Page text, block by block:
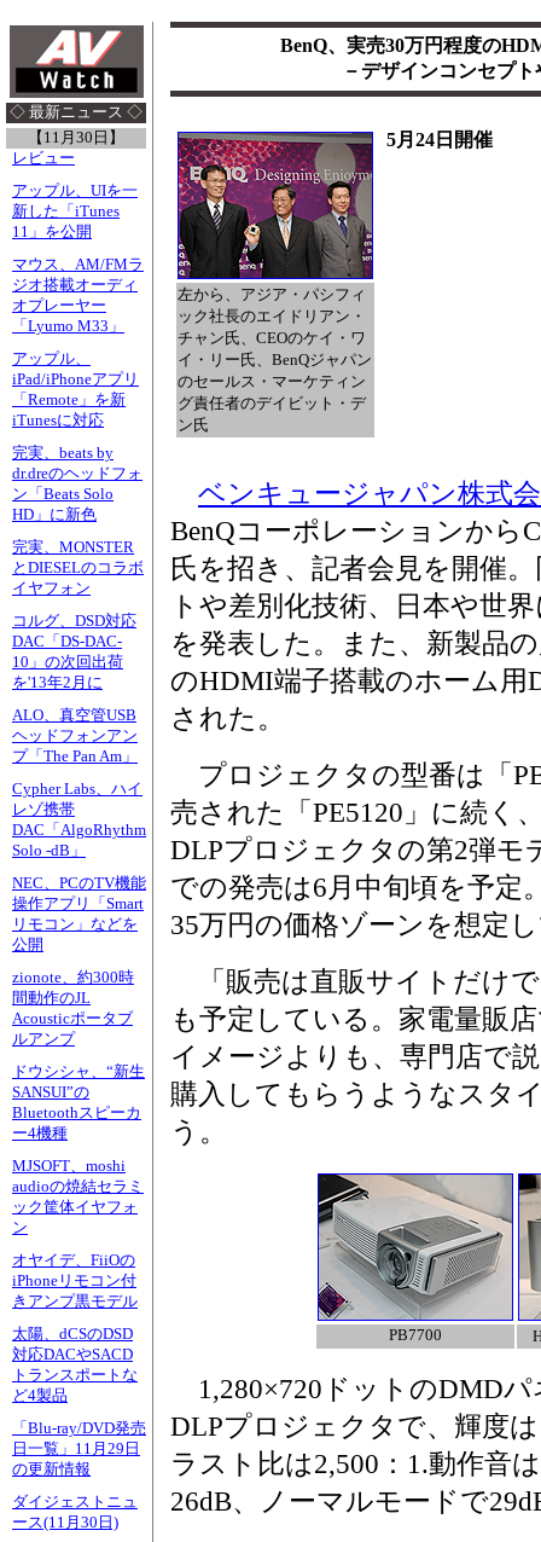
◇ 最新ニュース ◇
【11月30日】
レビュー
アップル、UIを一
新した「iTunes
11」を公開
マウス、AM/FMラ
ジオ搭載オーディ
オプレーヤー
「Lyumo M33」
アップル、
iPad/iPhoneアプリ
「Remote」を新
iTunesに対応
完実、beats by
dr.dreのヘッドフォ
ン「Beats Solo
HD」に新色
完実、MONSTER
とDIESELのコラボ
イヤフォン
コルグ、DSD対応
DAC「DS-DAC-
10」の次回出荷
を'13年2月に
ALO、真空管USB
ヘッドフォンアン
プ「The Pan Am」
Cypher Labs、ハイ
レゾ携帯
DAC「AlgoRhythm
Solo -dB」
NEC、PCのTV機能
操作アプリ「Smart
リモコン」などを
公開
zionote、約300時
間動作のJL
Acousticポータブ
ルアンプ
ドウシシャ、“新生
SANSUI”の
Bluetoothスピーカ
ー4機種
MJSOFT、moshi
audioの焼結セラミ
ック筐体イヤフォ
ン
オヤイデ、FiiOの
iPhoneリモコン付
きアンプ黒モデル
太陽、dCSのDSD
対応DACやSACD
トランスポートな
ど4製品
「Blu-ray/DVD発売
日一覧」11月29日
の更新情報
ダイジェストニュ
ース(11月30日)
BenQ、実売30万円程度の
－デザインコンセプ
左から、アジア・パシフィ
ック社長のエイドリアン・
チャン氏、CEOのケイ・ワ
イ・リー氏、BenQジャパン
のセールス・マーケティン
グ責任者のデイビット・デ
ン氏
5月24日開催
ベンキュージャパン株式
BenQコーポレーションから
氏を招き、記者会見を開催
トや差別化技術、日本や世
を発表した。また、新製品
のHDMI端子搭載のホーム用
された。
プロジェクタの型番は「
売された「PE5120」に続く
DLPプロジェクタの第2弾モ
での発売は6月中旬頃を予定
35万円の価格ゾーンを想定
「販売は直販サイトだけ
も予定している。家電量販
イメージよりも、専門店で
購入してもらうようなスタ
う。
PB7700
1,280×720ドットのDMD
DLPプロジェクタで、輝度
ラスト比は2,500：1.動作音
26dB、ノーマルモードで